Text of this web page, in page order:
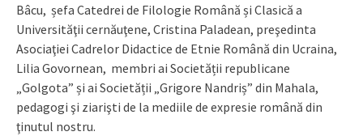
Bâcu, șefa Catedrei de Filologie Română și Clasică a
Universităţii cernăuţene, Cristina Paladean, preşedinta
Asociaţiei Cadrelor Didactice de Etnie Română din Ucraina,
Lilia Govornean, membri ai Societății republicane
„Golgota” și ai Societății „Grigore Nandriș” din Mahala,
pedagogi şi ziarişti de la mediile de expresie română din
ţinutul nostru.